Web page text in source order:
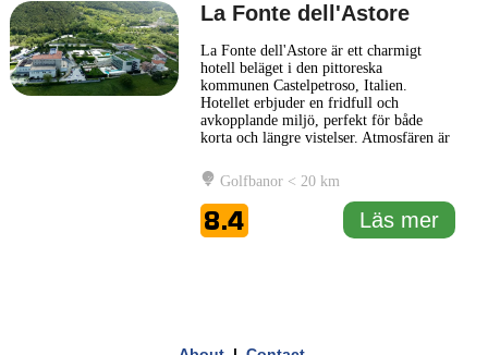
La Fonte dell'Astore
La Fonte dell'Astore är ett charmigt
hotell beläget i den pittoreska
kommunen Castelpetroso, Italien.
Hotellet erbjuder en fridfull och
avkopplande miljö, perfekt för både
korta och längre vistelser. Atmosfären är
gäster lätt kan känna sig hemma. Det
designade interiören kombinerar stiliga
detaljer med traditionella inslag, vilket
speglar områdets rika kultur... Läs mer
Golfbanor < 20 km
8.4 Läs mer